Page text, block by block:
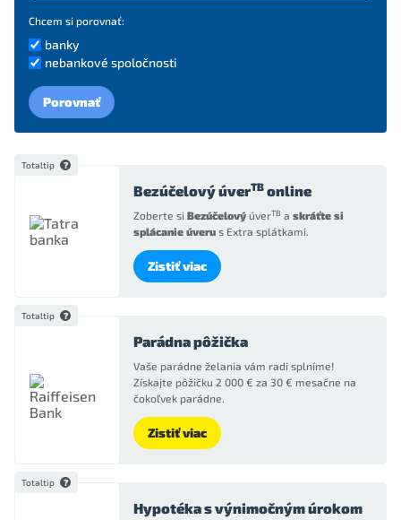
Chcem si porovnať:
banky
nebankové spoločnosti
Porovnať
Totaltip
Bezúčelový úverTB online
Zoberte si Bezúčelový úverTB a skráťte si
splácanie úveru s Extra splátkami.
Zistiť viac
Totaltip
Parádna pôžička
Vaše parádne želania vám radi splníme!
Získajte pôžičku 2 000 € za 30 € mesačne na
čokoľvek parádne.
Zistiť viac
Totaltip
Hypotéka s výnimočným úrokom